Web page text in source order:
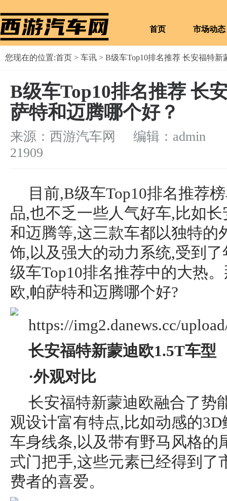
首页 市场动态
您现在的位置:首页 > 车讯 > B级车Top10排名推荐 长安福特
B级车Top10排名推荐 长
萨特和迈腾哪个好？
来源：西游汽车网 编辑：admin
21909
目前,B级车Top10排名推荐
品,也不乏一些人气好车,比如
和迈腾等,这三款车都以独特的
饰,以及强大的动力系统,受到
级车Top10排名推荐中的大热
欧,帕萨特和迈腾哪个好?
长安福特新蒙迪欧1.5T车型
·外观对比
长安福特新蒙迪欧融合了势
观设计富有特点,比如动感的
车身线条,以及带有野马风格的
式门把手,这些元素已经得到了
费者的喜爱。